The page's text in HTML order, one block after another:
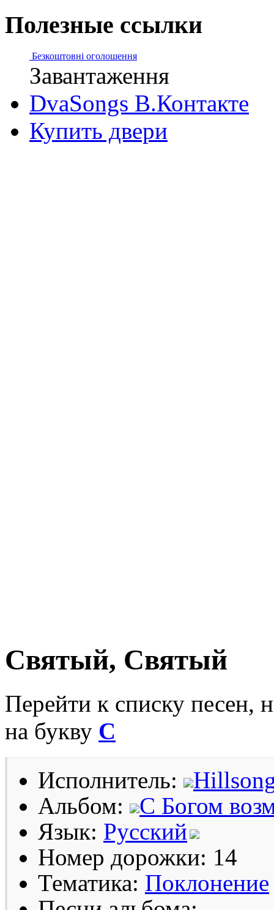
Полезные ссылки
Безкоштовні оголошення
Завантаження
DvaSongs В.Контакте
Купить двери
Святый, Святый
Перейти к списку песен,
на букву С
Исполнитель:
Альбом:
С Богом
Язык: Русский
Номер дорожки: 14
Тематика: Поклонение